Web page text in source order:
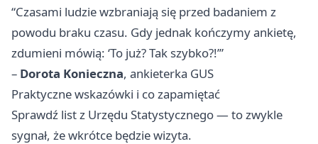
“Czasami ludzie wzbraniają się przed badaniem z
powodu braku czasu. Gdy jednak kończymy ankietę,
zdumieni mówią: ‘To już? Tak szybko?!’”
– Dorota Konieczna, ankieterka GUS
Praktyczne wskazówki i co zapamiętać
Sprawdź list z Urzędu Statystycznego — to zwykle
sygnał, że wkrótce będzie wizyta.